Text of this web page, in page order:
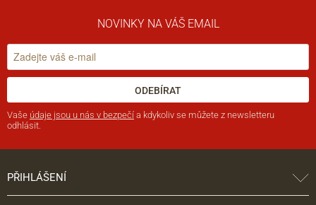
NOVINKY NA VÁŠ EMAIL
ODEBÍRAT
Vaše údaje jsou u nás v bezpečí a kdykoliv se můžete z newsletteru
odhlásit.
PŘIHLÁŠENÍ